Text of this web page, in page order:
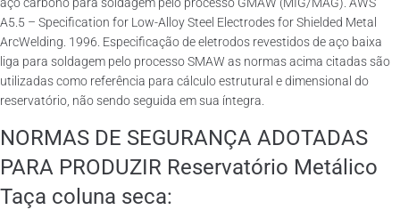
A5.5 – Specification for Low-Alloy Steel Electrodes for Shielded Metal
ArcWelding. 1996. Especificação de eletrodos revestidos de aço baixa
liga para soldagem pelo processo SMAW as normas acima citadas são
utilizadas como referência para cálculo estrutural e dimensional do
reservatório, não sendo seguida em sua íntegra.
NORMAS DE SEGURANÇA ADOTADAS
PARA PRODUZIR Reservatório Metálico
Taça coluna seca: